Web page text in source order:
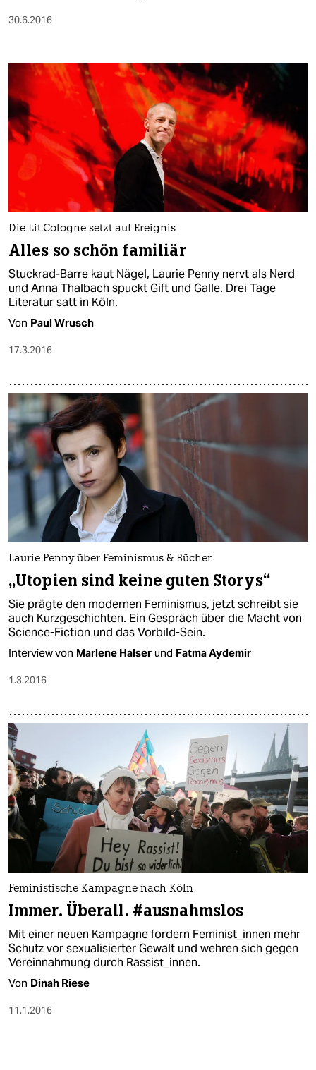
30.6.2016
Die Lit.Cologne setzt auf Ereignis
Alles so schön familiär
Stuckrad-Barre kaut Nägel, Laurie Penny nervt als Nerd
und Anna Thalbach spuckt Gift und Galle. Drei Tage
Literatur satt in Köln.
Von Paul Wrusch
17.3.2016
Laurie Penny über Feminismus & Bücher
„Utopien sind keine guten Storys“
Sie prägte den modernen Feminismus, jetzt schreibt sie
auch Kurzgeschichten. Ein Gespräch über die Macht von
Science-Fiction und das Vorbild-Sein.
Interview von Marlene Halser und Fatma Aydemir
1.3.2016
Feministische Kampagne nach Köln
Immer. Überall. #ausnahmslos
Mit einer neuen Kampagne fordern Feminist_innen mehr
Schutz vor sexualisierter Gewalt und wehren sich gegen
Vereinnahmung durch Rassist_innen.
Von Dinah Riese
11.1.2016